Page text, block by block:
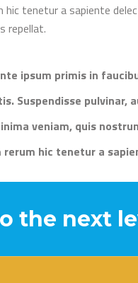
hic tenetur a sapiente
repellat.
ipsum primis in
Suspendisse pulvinar,
veniam, quis
rerum hic tenetur a
the next